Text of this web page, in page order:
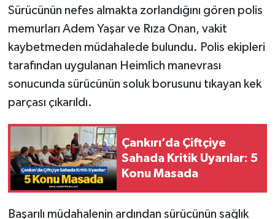
Sürücünün nefes almakta zorlandığını gören polis
memurları Adem Yaşar ve Rıza Onan, vakit
kaybetmeden müdahalede bulundu. Polis ekipleri
tarafından uygulanan Heimlich manevrası
sonucunda sürücünün soluk borusunu tıkayan kek
parçası çıkarıldı.
Çankırı’da Çiftçiye
Sahada Kritik Uyarılar: 5
Konu Masada
Başarılı müdahalenin ardından sürücünün sağlık